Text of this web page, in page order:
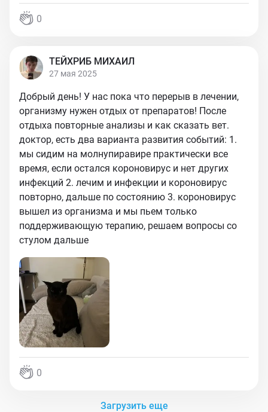
0
ТЕЙХРИБ МИХАИЛ
27 мая 2025
Добрый день! У нас пока что перерыв в лечении,
организму нужен отдых от препаратов! После
отдыха повторные анализы и как сказать вет.
доктор, есть два варианта развития событий: 1.
мы сидим на молнупиравире практически все
время, если остался короновирус и нет других
инфекций 2. лечим и инфекции и короновирус
повторно, дальше по состоянию 3. короновирус
вышел из организма и мы пьем только
поддерживающую терапию, решаем вопросы со
стулом дальше
0
Загрузить еще